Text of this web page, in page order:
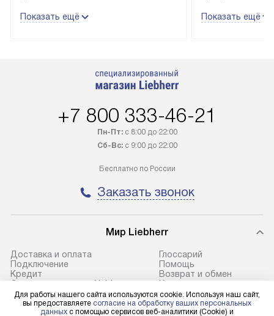
до подъезда, выезд за МКАД
в течение трех дней. Доставка
регионы осуществляется через
100% предоплаты наша компания
до представительства
транспортной компании в городе
Москва. Пожалуйста, уточняйте
условия доставки у менеджера при
В оговоренный день служба
доставки доставит упакованный
прибор до подъезда. Если
требуется переместить прибор
до двери квартиры или до места
Показать ещё
эксплуатации
Стоимость
возможные
предполагают
установленной
требующим
к водопроводу,
Показать ещё
+7 800 333-46-21
Пн-Пт:с 8:00 до 22:00
Сб-Вс:с 9:00 до 22:00
Бесплатно по России
Заказать звонок
Мир Liebherr
Доставка и оплата
Подключение
Кредит
Сервисные центры Liebherr
Cтатьи
Глоссарий
Помощь
Возврат и обмен
Контакты
Для работы нашего сайта используются cookie. Используя наш сайт,
вы предоставляете согласие на обработку ваших персональных
данных с помощью сервисов веб-аналитики (Cookie) и